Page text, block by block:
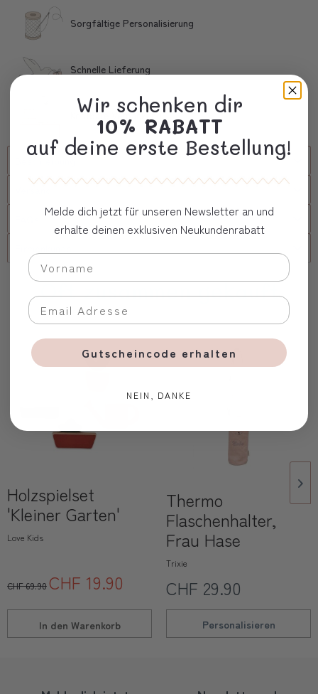
Sorgfältige Personalisierung
Schnelle Lieferung
Kostbare Verpackung
Oft zusammen gekauft
Holzspielset
'Kleiner Garten'
Love Kids
CHF 69.90CHF 19.90
In den Warenkorb
Thermo
Flaschenhalter,
Frau Hase
Trixie
CHF 29.90
Personalisieren
Wir schenken dir
10% RABATT
auf deine erste Bestellung!
Melde dich jetzt für unseren Newsletter an und
erhalte deinen exklusiven Neukundenrabatt
Gutscheincode erhalten
NEIN, DANKE